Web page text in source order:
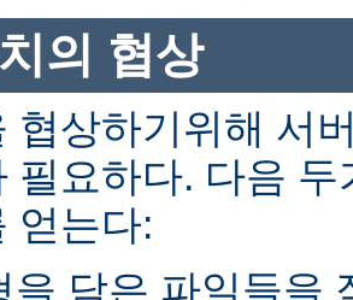
의 협상
협상하기위해 서
필요하다. 다음
얻는다:
을 담은 파일들을